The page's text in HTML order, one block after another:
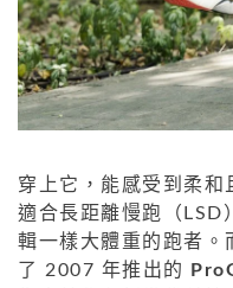
穿上它，能感受到柔和
適合長距離慢跑（LSD
輯一樣大體重的跑者。
了 2007 年推出的